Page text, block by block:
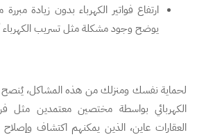
ارتفاع فواتير الكهرباء بدون زيادة
يوضح وجود مشكلة مثل تسريب الكهرباء
لحماية نفسك ومنزلك من هذه المشاكل،
الكهربائي بواسطة مختصين معتمدين مثل
العقارات عاين، الذين يمكنهم اكتشاف